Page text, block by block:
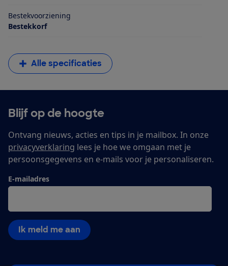
Bestekvoorziening
Bestekkorf
Alle specificaties
Blijf op de hoogte
Ontvang nieuws, acties en tips in je mailbox. In onze
privacyverklaring lees je hoe we omgaan met je
persoonsgegevens en e-mails voor je personaliseren.
E-mailadres
Ik meld me aan